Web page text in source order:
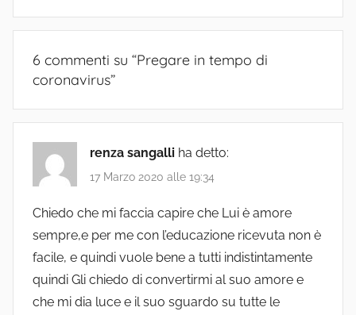
6 commenti su “Pregare in tempo di
coronavirus”
renza sangalli ha detto:
17 Marzo 2020 alle 19:34
Chiedo che mi faccia capire che Lui è amore
sempre,e per me con l’educazione ricevuta non è
facile, e quindi vuole bene a tutti indistintamente
quindi Gli chiedo di convertirmi al suo amore e
che mi dia luce e il suo sguardo su tutte le